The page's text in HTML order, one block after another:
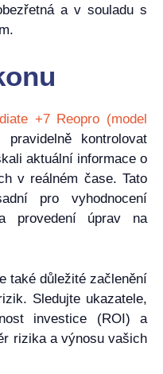
a v souladu s
+7 Reopro (model
kontrolovat
aktuální informace o
v reálném čase. Tato
pro vyhodnocení
provedení úprav na
také důležité začlenění
Sledujte ukazatele,
investice (ROI) a
rizika a výnosu vašich